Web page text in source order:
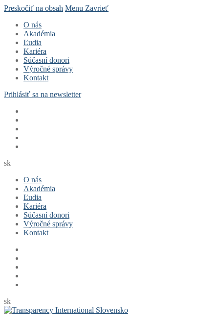
Preskočiť na obsah Menu Zavrieť
O nás
Akadémia
Ľudia
Kariéra
Súčasní donori
Výročné správy
Kontakt
Prihlásiť sa na newsletter
sk
O nás
Akadémia
Ľudia
Kariéra
Súčasní donori
Výročné správy
Kontakt
sk